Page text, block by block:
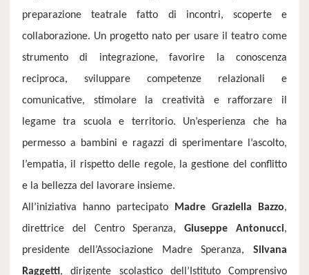
preparazione teatrale fatto di incontri, scoperte e
collaborazione. Un progetto nato per usare il teatro come
strumento di integrazione, favorire la conoscenza
reciproca, sviluppare competenze relazionali e
comunicative, stimolare la creatività e rafforzare il
legame tra scuola e territorio. Un’esperienza che ha
permesso a bambini e ragazzi di sperimentare l’ascolto,
l’empatia, il rispetto delle regole, la gestione del conflitto
e la bellezza del lavorare insieme.
All’iniziativa hanno partecipato
Madre Graziella Bazzo,
direttrice del Centro Speranza,Giuseppe Antonucci,
presidente dell’Associazione Madre Speranza, Silvana
Raggetti, dirigente scolastico dell’Istituto Comprensivo